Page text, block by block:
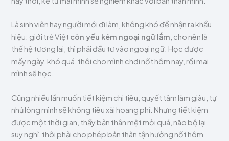
Là sinh viên hay người mới đi làm, không khó để nhận ra khẩu
hiệu: giới trẻ Việt còn yếu kém ngoại ngữ lắm , cho nên là
thế hệ tương lai, thì phải đầu tư vào ngoại ngữ. Học được
mấy ngày, khó quá, thôi cho mình chơi nốt hôm nay, rồi mai
mình sẽ học.
Cũng nhiều lần muốn tiết kiệm chi tiêu, quyết tâm làm giàu, tự
nhủ lòng mình sẽ không tiêu xài hoang phí. Nhưng tiết kiệm
được một thời gian, thấy bản thân mệt mỏi quá, não bộ lại
suy nghĩ, thôi phải cho phép bản thân tận hưởng nốt hôm